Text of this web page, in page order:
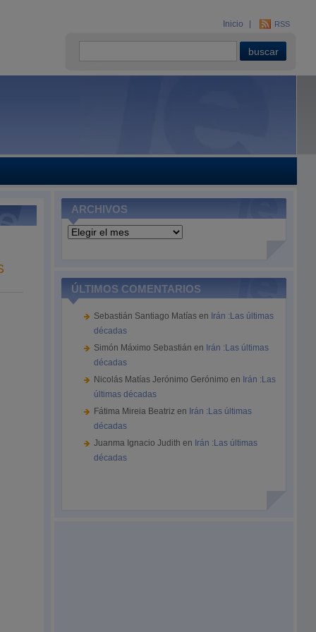
Inicio RSS
ARCHIVOS
Archivos
ÚLTIMOS COMENTARIOS
Sebastián Santiago Matías en Irán :Las últimas
décadas
Simón Máximo Sebastián en Irán :Las últimas
décadas
Nicolás Matías Jerónimo Gerónimo en Irán :Las
últimas décadas
Fátima Mireia Beatriz en Irán :Las últimas
décadas
Juanma Ignacio Judith en Irán :Las últimas
décadas